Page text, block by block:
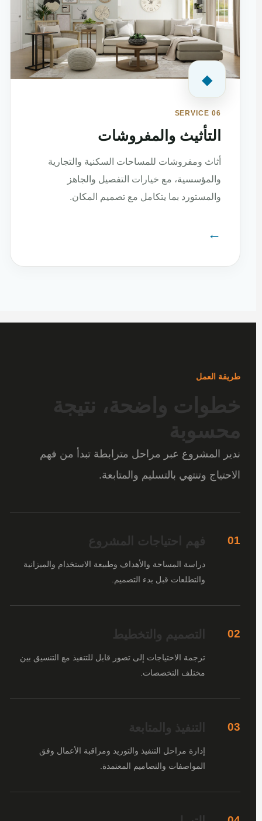
◆
SERVICE 06
التأثيث والمفروشات
أثاث ومفروشات للمساحات السكنية والتجارية
والمؤسسية، مع خيارات التفصيل والجاهز
والمستورد بما يتكامل مع تصميم المكان.
←
طريقة العمل
خطوات واضحة، نتيجة
محسوبة
ندير المشروع عبر مراحل مترابطة تبدأ من فهم
الاحتياج وتنتهي بالتسليم والمتابعة.
01 فهم احتياجات المشروع
دراسة المساحة والأهداف وطبيعة الاستخدام والميزانية
والتطلعات قبل بدء التصميم.
02 التصميم والتخطيط
ترجمة الاحتياجات إلى تصور قابل للتنفيذ مع التنسيق بين
مختلف التخصصات.
03 التنفيذ والمتابعة
إدارة مراحل التنفيذ والتوريد ومراقبة الأعمال وفق
المواصفات والتصاميم المعتمدة.